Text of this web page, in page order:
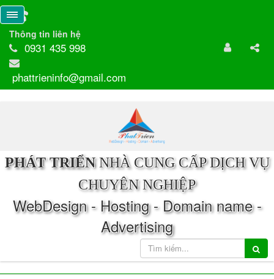
Thông tin liên hệ
0931 435 998
phattrieninfo@gmail.com
PHÁT TRIỂNNHÀ CUNG CẤP DỊCH VỤ
CHUYÊN NGHIỆP
WebDesign - Hosting - Domain name -
Advertising